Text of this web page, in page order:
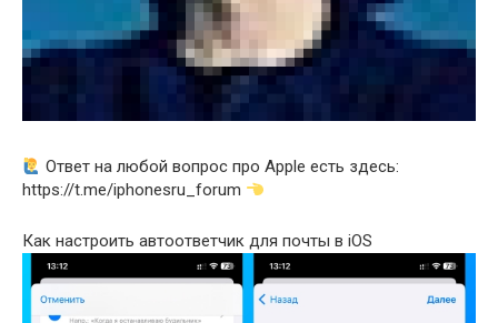
Ответ на любой вопрос про Apple есть здесь:
https://t.me/iphonesru_forum
Как настроить автоответчик для почты в iOS